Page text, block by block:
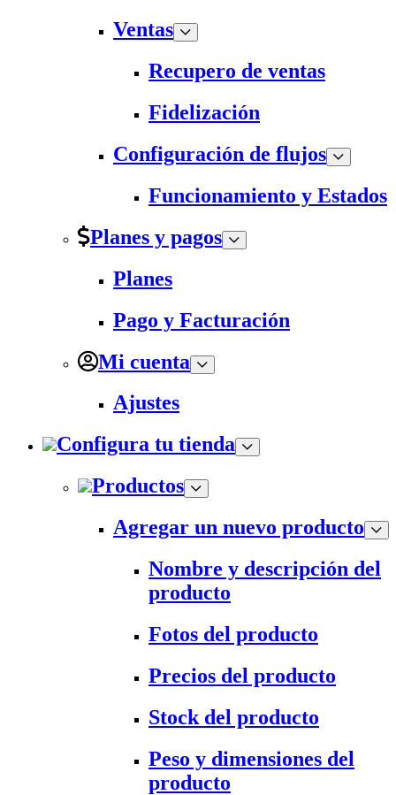
Ventas
Recupero de ventas
Fidelización
Configuración de flujos
Funcionamiento y Estados
Planes y pagos
Planes
Pago y Facturación
Mi cuenta
Ajustes
Configura tu tienda
Productos
Agregar un nuevo producto
Nombre y descripción del
producto
Fotos del producto
Precios del producto
Stock del producto
Peso y dimensiones del
producto